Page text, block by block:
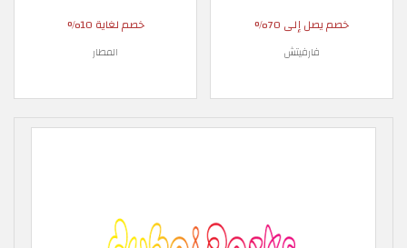
خصم يصل إلى 70%
فارفيتش
خصم لغاية 10%
المطار